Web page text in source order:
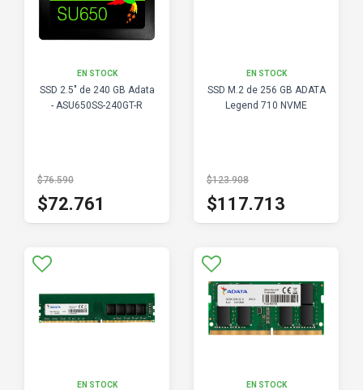
EN STOCK
SSD 2.5" de 240 GB Adata
- ASU650SS-240GT-R
$76.590
$72.761
EN STOCK
SSD M.2 de 256 GB ADATA
Legend 710 NVME
$123.908
$117.713
EN STOCK EN STOCK